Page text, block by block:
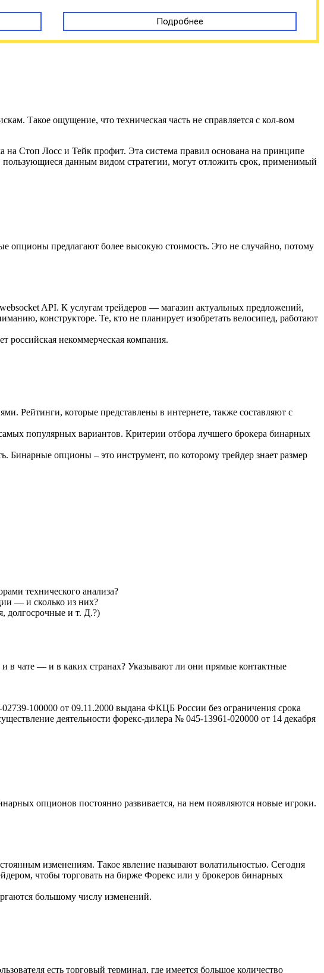
Подробнее
Такое ощущение, что техническая часть не справляется с кол-вом
Стоп Лосс и Тейк профит. Эта система правил основана на принципе
данным видом стратегии, могут отложить срок, применимый
предлагают более высокую стоимость. Это не случайно, потому
API. К услугам трейдеров — магазин актуальных предложений,
конструкторе. Те, кто не планирует изобретать велосипед, работают
российская некоммерческая компания.
Рейтинги, которые представлены в интернете, также составляют с
популярных вариантов. Критерии отбора лучшего брокера бинарных
Бинарные опционы – это инструмент, по которому трейдер знает размер
технического анализа?
— и сколько из них?
долгосрочные и т. Д.?)
в чате — и в каких странах? Указывают ли они прямые контактные
100000 от 09.11.2000 выдана ФКЦБ России без ограничения срока
деятельности форекс-дилера № 045-13961-020000 от 14 декабря
опционов постоянно развивается, на нем появляются новые игроки.
изменениям. Такое явление называют волатильностью. Сегодня
чтобы торговать на бирже Форекс или у брокеров бинарных
большому числу изменений.
есть торговый терминал, где имеется большое количество